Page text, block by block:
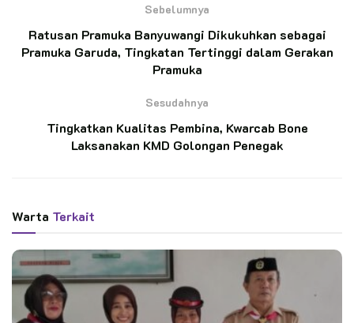
Bangorejo, Sempu, Singojuruh, Blimbingsari, dan Kecamatan
Banyuwangi.
Rahmah Patimpeng Antar Wakil Terbaik ke
Jamnas XII
Kak Wiwit Sukesi, S.Pd.SD, Ketua Kwarran Cluring yang
mendapatkan kepercayaan sebagai motor penggerak
pelaksana kegiatan, menyampaikan rasa bangga dan terima
Sebelumnya
Ratusan Pramuka Banyuwangi Dikukuhkan sebagai
Pramuka Garuda, Tingkatan Tertinggi dalam Gerakan
Pramuka
Sesudahnya
Tingkatkan Kualitas Pembina, Kwarcab Bone
Laksanakan KMD Golongan Penegak
Warta Terkait